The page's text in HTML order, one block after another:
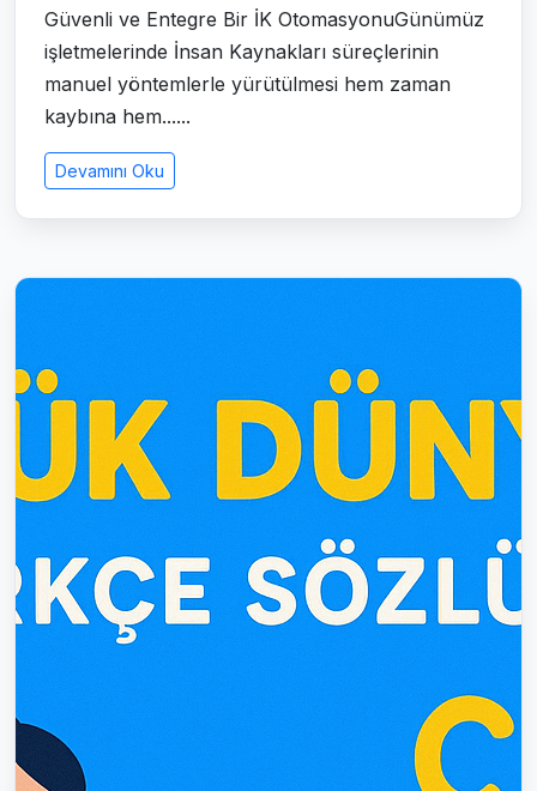
Güvenli ve Entegre Bir İK OtomasyonuGünümüz
işletmelerinde İnsan Kaynakları süreçlerinin
manuel yöntemlerle yürütülmesi hem zaman
kaybına hem......
Devamını Oku